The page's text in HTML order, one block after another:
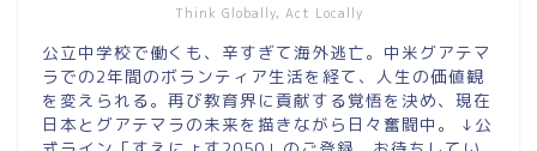
Think Globally, Act Locally
公立中学校で働くも、辛すぎて海外逃亡。中米グアテマ
ラでの2年間のボランティア生活を経て、人生の価値観
を変えられる。再び教育界に貢献する覚悟を決め、現在
日本とグアテマラの未来を描きながら日々奮闘中。 ↓公